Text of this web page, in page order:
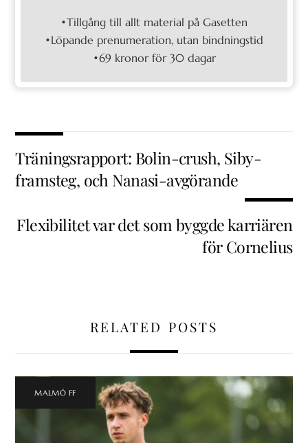
•Tillgång till allt material på Gasetten
•Löpande prenumeration, utan bindningstid
•69 kronor för 30 dagar
Träningsrapport: Bolin-crush, Siby-
framsteg, och Nanasi-avgörande
Flexibilitet var det som byggde karriären
för Cornelius
RELATED POSTS
MALMÖ FF